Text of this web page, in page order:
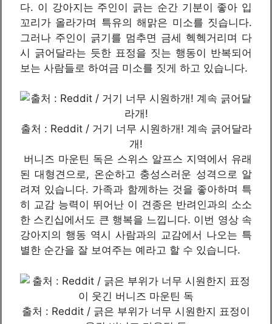
다. 이 강아지는 주인이 긁는 순간 기분이 좋아 입
꼬리가 올라가며 특유의 해맑은 미소를 짓습니다.
그러나 주인이 긁기를 멈추면 금세 헥헥거리며 다
시 긁어달라는 듯한 표정을 짓는 행동이 반복되어
보는 사람들로 하여금 미소를 짓게 하고 있습니다.
출처 : Reddit / 거기 너무 시원하개! 계속 긁어달라
개!
버니즈 마운틴 독은 스위스 알프스 지역에서 유래
된 대형견으로, 온순하고 충성스러운 성격으로 알
려져 있습니다. 가족과 함께하는 것을 좋아하며 특
히 교감 능력이 뛰어난 이 견종은 반려인과의 소소
한 스킨십에서도 큰 행복을 느낍니다. 이번 영상 속
강아지의 행동 역시 사람과의 교감에서 나오는 특
별한 순간을 잘 보여주는 예라고 할 수 있습니다.
출처 : Reddit / 긁은 부위가 너무 시원한지 표정이